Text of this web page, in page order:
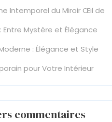
Intemporel du Miroir Œil de
Entre Mystère et Élégance
: Élégance et Style
pour Votre Intérieur
commentaires